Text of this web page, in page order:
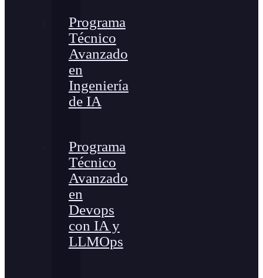
Programa
Técnico
Avanzado
en
Ingeniería
de IA
Programa
Técnico
Avanzado
en
Devops
con IA y
LLMOps